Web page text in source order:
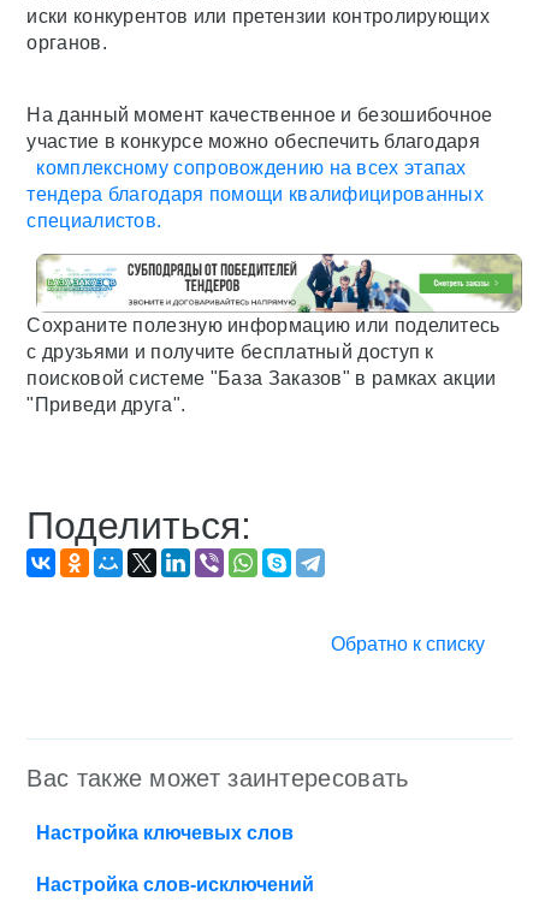
иски конкурентов или претензии контролирующих
органов.
На данный момент качественное и безошибочное
участие в конкурсе можно обеспечить благодаря
комплексному сопровождению на всех этапах
тендера благодаря помощи квалифицированных
специалистов.
Сохраните полезную информацию или поделитесь
с друзьями и получите бесплатный доступ к
поисковой системе "База Заказов" в рамках акции
"Приведи друга".
Поделиться:
Обратно к списку
Вас также может заинтересовать
Настройка ключевых слов
Настройка слов-исключений